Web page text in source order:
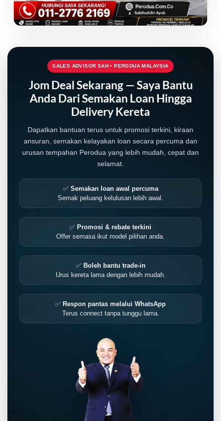
SALES ADVISOR SAH • PERODUA MALAYSIA
Jom Deal Sekarang — Saya Bantu
Anda Dari Semakan Loan Hingga
Delivery Kereta
Dapatkan bantuan terus untuk promosi terkini, kiraan
ansuran, semakan kelayakan loan secara percuma dan
urusan tempahan Perodua yang lebih mudah, cepat dan
selamat.
✅ Semakan loan awal percuma
Semak peluang kelulusan lebih awal.
✅ Promosi & rebate terkini
Offer semasa ikut model pilihan anda.
✅ Boleh bantu trade-in
Urus kereta lama dengan lebih mudah.
✅ Respon pantas melalui WhatsApp
Terus connect tanpa tunggu lama.